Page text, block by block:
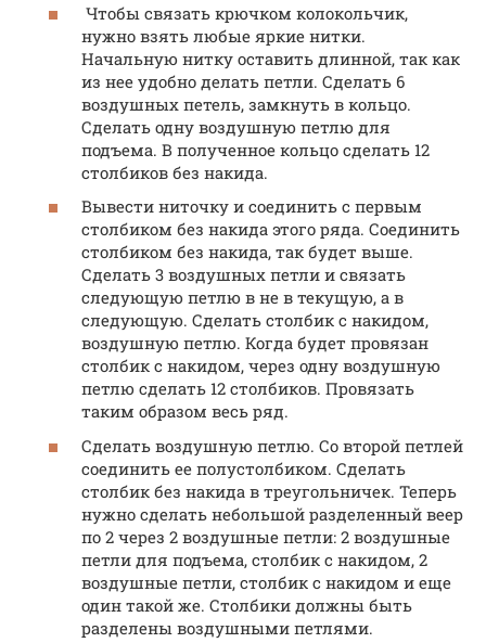
Чтобы связать крючком колокольчик,
нужно взять любые яркие нитки.
Начальную нитку оставить длинной, так как
из нее удобно делать петли. Сделать 6
воздушных петель, замкнуть в кольцо.
Сделать одну воздушную петлю для
подъема. В полученное кольцо сделать 12
столбиков без накида.
Вывести ниточку и соединить с первым
столбиком без накида этого ряда. Соединить
столбиком без накида, так будет выше.
Сделать 3 воздушных петли и связать
следующую петлю в не в текущую, а в
следующую. Сделать столбик с накидом,
воздушную петлю. Когда будет провязан
столбик с накидом, через одну воздушную
петлю сделать 12 столбиков. Провязать
таким образом весь ряд.
Сделать воздушную петлю. Со второй петлей
соединить ее полустолбиком. Сделать
столбик без накида в треугольничек. Теперь
нужно сделать небольшой разделенный веер
по 2 через 2 воздушные петли: 2 воздушные
петли для подъема, столбик с накидом, 2
воздушные петли, столбик с накидом и еще
один такой же. Столбики должны быть
разделены воздушными петлями.